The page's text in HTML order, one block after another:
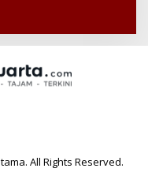
All Rights Reserved.